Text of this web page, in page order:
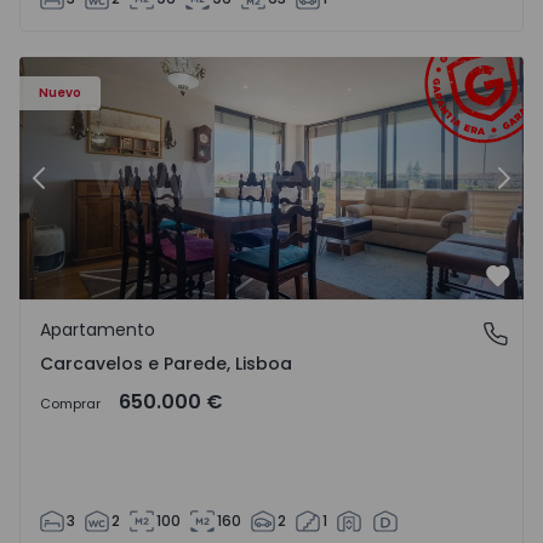
Nuevo
- 20
Apartamento T3 Cascais, Carcavelos e Parede - 1545290 -
Anterior
Carcavelos e Parede, Lisboa
Apartamento
Carcavelos e Parede, Lisboa
Comprar 650.000 €
3 2 100 160 2 1